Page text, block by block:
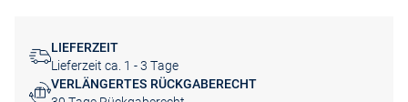
LIEFERZEIT
Lieferzeit ca. 1 - 3 Tage
VERLÄNGERTES RÜCKGABERECHT